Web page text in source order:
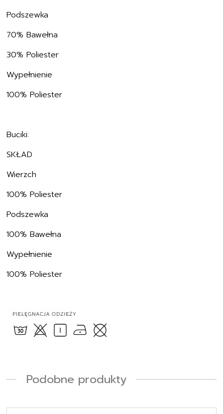
Podszewka
70% Bawełna
30% Poliester
Wypełnienie
100% Poliester
Buciki:
SKŁAD
Wierzch
100% Poliester
Podszewka
100% Bawełna
Wypełnienie
100% Poliester
Podobne produkty